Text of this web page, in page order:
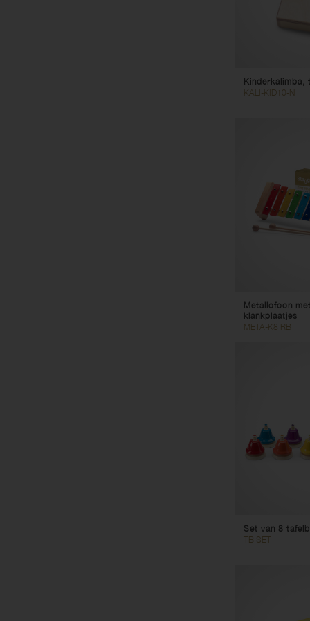
Kinderkalimba,
KALI-KID10-N
Metallofoon
klankplaatjes
META-K8 RB
Set van 8
TB SET